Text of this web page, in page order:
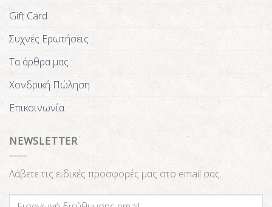
Gift Card
Συχνές Ερωτήσεις
Τα άρθρα μας
Χονδρική Πώληση
Επικοινωνία
NEWSLETTER
Λάβετε τις ειδικές προσφορές μας στο email σας.